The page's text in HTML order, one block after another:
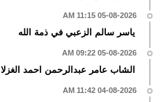
05-08-2026 11:15 AM
ياسر سالم الزعبي في ذمة الله
05-08-2026 09:22 AM
الشاب عامر عبدالرحمن احمد
04-08-2026 11:42 AM